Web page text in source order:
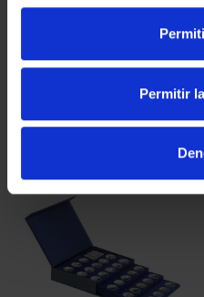
Permitir
PROVINCIA 3
registrados